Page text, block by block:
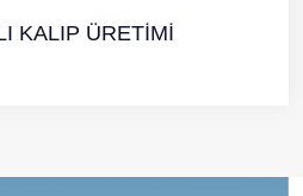
KALIP ÜRETİMİ